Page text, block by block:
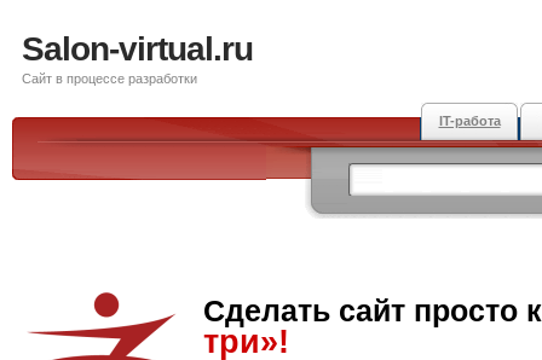
Salon-virtual.ru
Сайт в процессе разработки
IT-работа
Сделать сайт просто
три»!